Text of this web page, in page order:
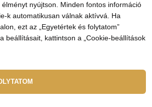
AZ ELBEZA.HU-RÓL
Nagykereskedelem
nyújtson. Minden fontos információ
k automatikusan válnak aktívvá. Ha
ezt az „Egyetértek és folytatom”
beállításait, kattintson a „Cookie-beállítások